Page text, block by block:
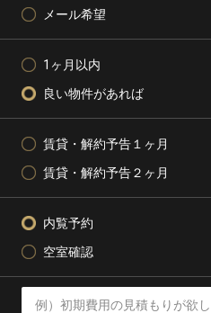
メール希望
1ヶ月以内
良い物件があれば
賃貸・解約予告１ヶ月
賃貸・解約予告２ヶ月
内覧予約
空室確認